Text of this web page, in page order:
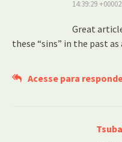
14:39:29
Great
these “sins” in the past as
Acesse para